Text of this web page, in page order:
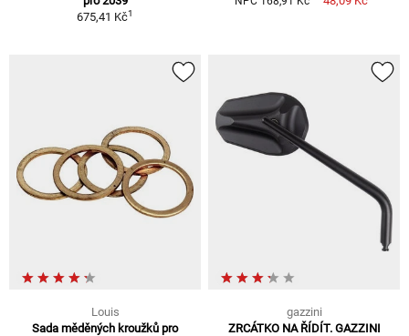
675,41 Kč1
Louis
Sada měděných kroužků pro
gazzini
ZRCÁTKO NA ŘÍDÍT. GAZZINI